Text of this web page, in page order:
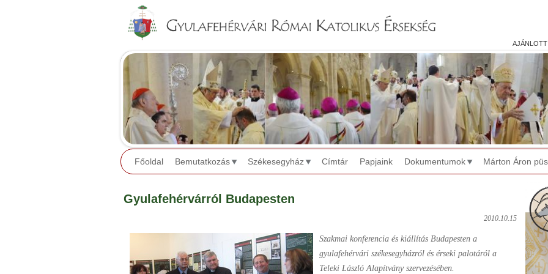
ajánlott
Főoldal Bemutatkozás Székesegyház Címtár Papjaink Dokumentumok Márton Áron
Gyulafehérvárról Budapesten
2010.10.15
Szakmai konferencia és kiállítás Budapesten a
gyulafehérvári székesegyházról és érseki palotáról a
Teleki László Alapítvány szervezésében.